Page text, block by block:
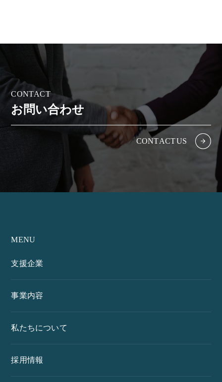
CONTACT
お問い合わせ
CONTACTUS
MENU
支援企業
事業内容
私たちについて
採用情報